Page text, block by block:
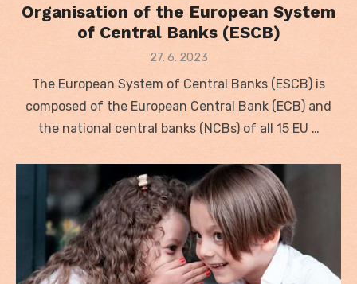
Organisation of the European System
of Central Banks (ESCB)
Posted
27. 6. 2023
The European System of Central Banks (ESCB) is
composed of the European Central Bank (ECB) and
the national central banks (NCBs) of all 15 EU …